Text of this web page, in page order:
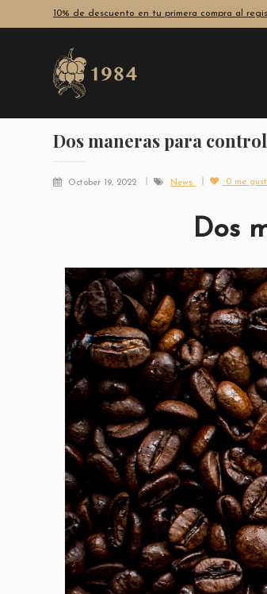
10% de descuento en tu primera compra al
Dos maneras para
October 19, 2022 News 0 me
Dos